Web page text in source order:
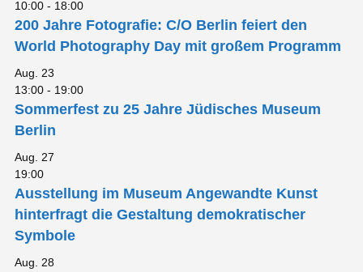
10:00 - 18:00
200 Jahre Fotografie: C/O Berlin feiert den
World Photography Day mit großem Programm
Aug. 23
13:00 - 19:00
Sommerfest zu 25 Jahre Jüdisches Museum
Berlin
Aug. 27
19:00
Ausstellung im Museum Angewandte Kunst
hinterfragt die Gestaltung demokratischer
Symbole
Aug. 28